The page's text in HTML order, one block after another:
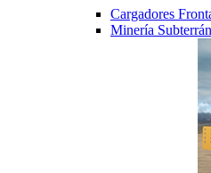
Cargadores
Minería